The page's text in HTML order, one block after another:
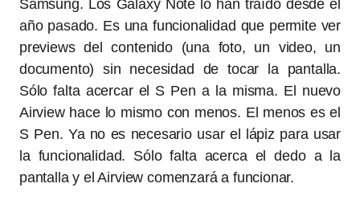
Samsung. Los Galaxy Note lo han traído desde el
año pasado. Es una funcionalidad que permite ver
previews del contenido (una foto, un video, un
documento) sin necesidad de tocar la pantalla.
Sólo falta acercar el S Pen a la misma. El nuevo
Airview hace lo mismo con menos. El menos es el
S Pen. Ya no es necesario usar el lápiz para usar
la funcionalidad. Sólo falta acerca el dedo a la
pantalla y el Airview comenzará a funcionar.